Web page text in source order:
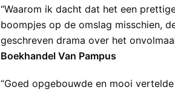
“Waarom ik dacht dat het een
boompjes op de omslag misschien,
geschreven drama over het
Boekhandel Van Pampus
“Goed opgebouwde en mooi